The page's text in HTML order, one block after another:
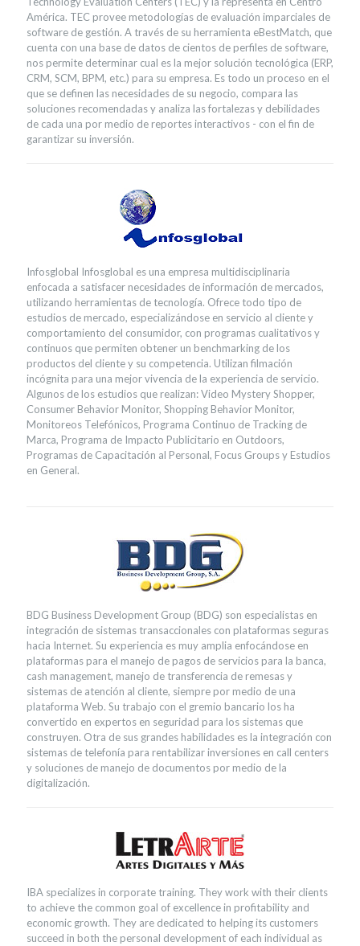
América. TEC provee metodologías de evaluación imparciales de
software de gestión. A través de su herramienta eBestMatch, que
cuenta con una base de datos de cientos de perfiles de software,
nos permite determinar cual es la mejor solución tecnológica (ERP,
CRM, SCM, BPM, etc.) para su empresa. Es todo un proceso en el
que se definen las necesidades de su negocio, compara las
soluciones recomendadas y analiza las fortalezas y debilidades
de cada una por medio de reportes interactivos - con el fin de
garantizar su inversión.
Infosglobal Infosglobal es una empresa multidisciplinaria
enfocada a satisfacer necesidades de información de mercados,
utilizando herramientas de tecnología. Ofrece todo tipo de
estudios de mercado, especializándose en servicio al cliente y
comportamiento del consumidor, con programas cualitativos y
continuos que permiten obtener un benchmarking de los
productos del cliente y su competencia. Utilizan filmación
incógnita para una mejor vivencia de la experiencia de servicio.
Algunos de los estudios que realizan: Video Mystery Shopper,
Consumer Behavior Monitor, Shopping Behavior Monitor,
Monitoreos Telefónicos, Programa Continuo de Tracking de
Marca, Programa de Impacto Publicitario en Outdoors,
Programas de Capacitación al Personal, Focus Groups y Estudios
en General.
BDG Business Development Group (BDG) son especialistas en
integración de sistemas transaccionales con plataformas seguras
hacia Internet. Su experiencia es muy amplia enfocándose en
plataformas para el manejo de pagos de servicios para la banca,
cash management, manejo de transferencia de remesas y
sistemas de atención al cliente, siempre por medio de una
plataforma Web. Su trabajo con el gremio bancario los ha
convertido en expertos en seguridad para los sistemas que
construyen. Otra de sus grandes habilidades es la integración con
sistemas de telefonía para rentabilizar inversiones en call centers
y soluciones de manejo de documentos por medio de la
digitalización.
IBA specializes in corporate training. They work with their clients
to achieve the common goal of excellence in profitability and
economic growth. They are dedicated to helping its customers
succeed in both the personal development of each individual as